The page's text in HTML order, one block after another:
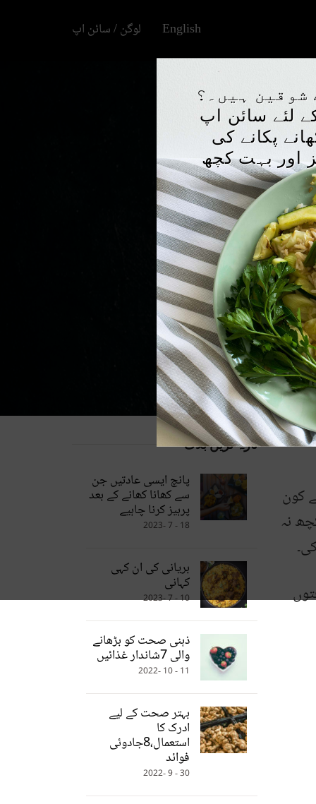
×
شوقین ہیں۔؟
لئے سائن اپ
پکانے کی
اور بہت کچھ
English لوگن / سائن اپ
کون
نہ
تازہ ترین بلاگ
پانچ ایسی عادتیں جن
سے کھانا کھانے کے بعد
پرہیز کرنا چاہیے
18 - 7 -2023
بریانی کی ان کہی
کہانی
10 - 7 -2023
ذہنی صحت کو بڑھانے
والی 7شاندار غذائیں
11 - 10 -2022
بہتر صحت کے لیے
ادرک کا
استعمال،8جادوئی
فوائد
30 - 9 -2022